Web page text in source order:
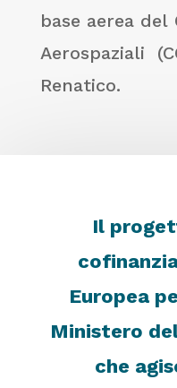
base aerea del
Aerospaziali
Renatico.
Il
Europea
Ministero
che